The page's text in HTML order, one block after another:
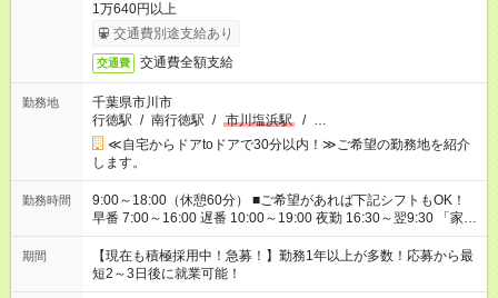
1万640円以上
交通費別途支給あり
交通費 交通費全額支給
勤務地
千葉県市川市
行徳駅 / 南行徳駅 / 市川塩浜駅 / …
≪自宅からドアtoドアで30分以内！≫ご希望の勤務地を紹介
します。
勤務時間
9:00～18:00（休憩60分） ■ご希望があれば下記シフトもOK！
早番 7:00～16:00 遅番 10:00～19:00 夜勤 16:30～翌9:30 「家族
と休みを合わせたい」 「余裕を持って夕飯の準備がしたい」
「できれば残業はしたくない」 など、ご希望を教えてください
ね。 ※Wワーク希望の方へ 今ご覧のお仕事で希望する勤務時間
と、もう1つのお仕事の勤務時間。 合計で週40時間を超える場
期間
【現在も積極採用中！急募！】勤務1年以上が多数！応募から最
短2～3日後に就業可能！